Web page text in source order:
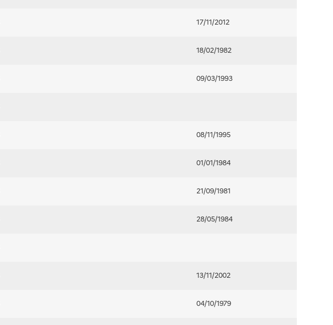
17/11/2012
18/02/1982
09/03/1993
08/11/1995
01/01/1984
21/09/1981
28/05/1984
13/11/2002
04/10/1979